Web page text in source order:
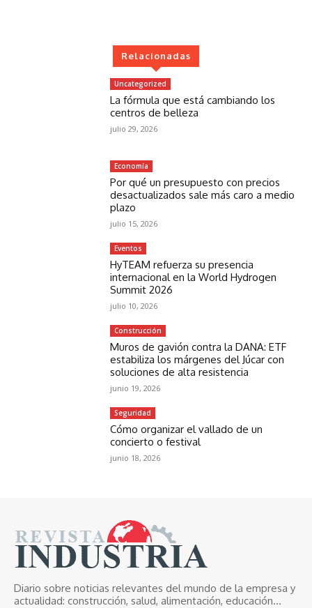
Relacionadas
Uncategorized
La fórmula que está cambiando los
centros de belleza
julio 29, 2026
Economía
Por qué un presupuesto con precios
desactualizados sale más caro a medio
plazo
julio 15, 2026
Eventos
HyTEAM refuerza su presencia
internacional en la World Hydrogen
Summit 2026
julio 10, 2026
Construcción
Muros de gavión contra la DANA: ETF
estabiliza los márgenes del Júcar con
soluciones de alta resistencia
junio 19, 2026
Seguridad
Cómo organizar el vallado de un
concierto o festival
junio 18, 2026
Diario sobre noticias relevantes del mundo de la empresa y
actualidad: construcción, salud, alimentación, educación...